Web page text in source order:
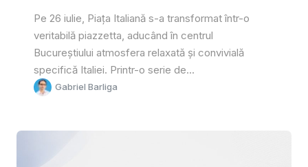
Pe 26 iulie, Piața Italiană s-a transformat într-o
veritabilă piazzetta, aducând în centrul
Bucureștiului atmosfera relaxată și convivială
specifică Italiei. Printr-o serie de...
Gabriel Barliga